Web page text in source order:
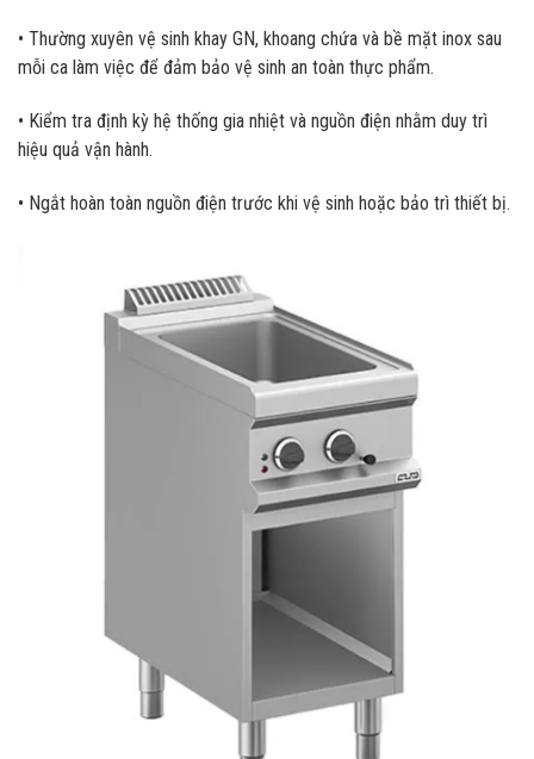
• Thường xuyên vệ sinh khay GN, khoang chứa và bề mặt inox sau
mỗi ca làm việc để đảm bảo vệ sinh an toàn thực phẩm.
• Kiểm tra định kỳ hệ thống gia nhiệt và nguồn điện nhằm duy trì
hiệu quả vận hành.
• Ngắt hoàn toàn nguồn điện trước khi vệ sinh hoặc bảo trì thiết bị.